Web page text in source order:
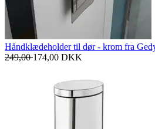
Håndklædeholder til dør - krom fra
249,00174,00 DKK